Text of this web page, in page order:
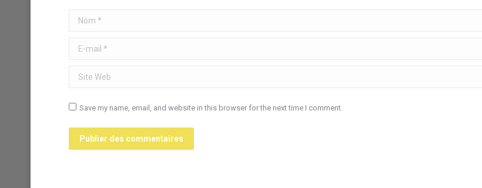
Nom *
E-mail *
Site Web
Save my name, email, and website in this browser for the next time I comment.
Publier des commentaires